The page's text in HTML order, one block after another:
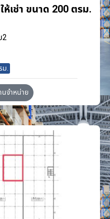
ห้เช่า ขนาด 200 ตรม.
2
ม.
จำหน่าย